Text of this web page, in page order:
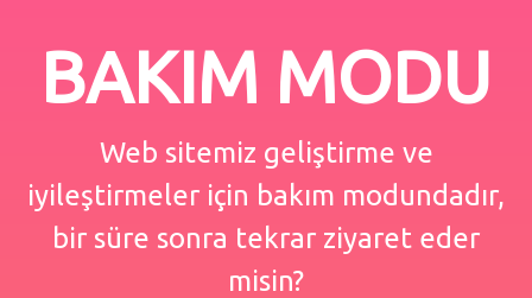
BAKIM MODU
Web sitemiz geliştirme ve
iyileştirmeler için bakım modundadır,
bir süre sonra tekrar ziyaret eder
misin?